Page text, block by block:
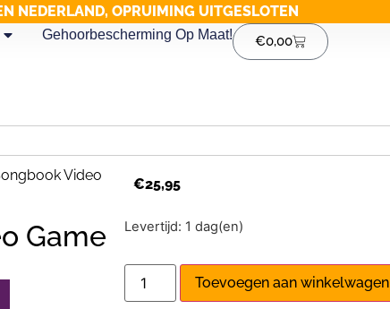
NEDERLAND, OPRUIMING UITGESLOTEN
Gehoorbescherming Op Maat! €0,00
Video
Game
€25,95
Levertijd: 1 dag(en)
Toevoegen aan winkelwagen